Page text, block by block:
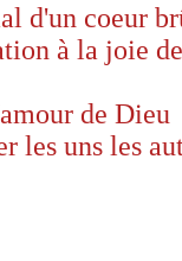
d'un coeur
à la joie de
de Dieu
les uns les